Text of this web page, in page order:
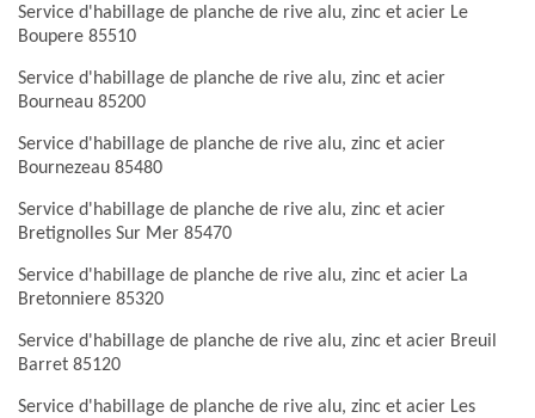
Service d'habillage de planche de rive alu, zinc et acier Le
Boupere 85510
Service d'habillage de planche de rive alu, zinc et acier
Bourneau 85200
Service d'habillage de planche de rive alu, zinc et acier
Bournezeau 85480
Service d'habillage de planche de rive alu, zinc et acier
Bretignolles Sur Mer 85470
Service d'habillage de planche de rive alu, zinc et acier La
Bretonniere 85320
Service d'habillage de planche de rive alu, zinc et acier Breuil
Barret 85120
Service d'habillage de planche de rive alu, zinc et acier Les